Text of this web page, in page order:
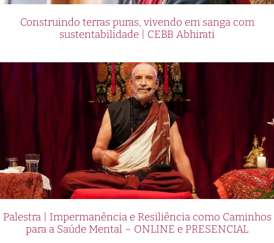
Construindo terras puras, vivendo em sanga com
sustentabilidade | CEBB Abhirati
Palestra | Impermanência e Resiliência como Caminhos
para a Saúde Mental – ONLINE e PRESENCIAL